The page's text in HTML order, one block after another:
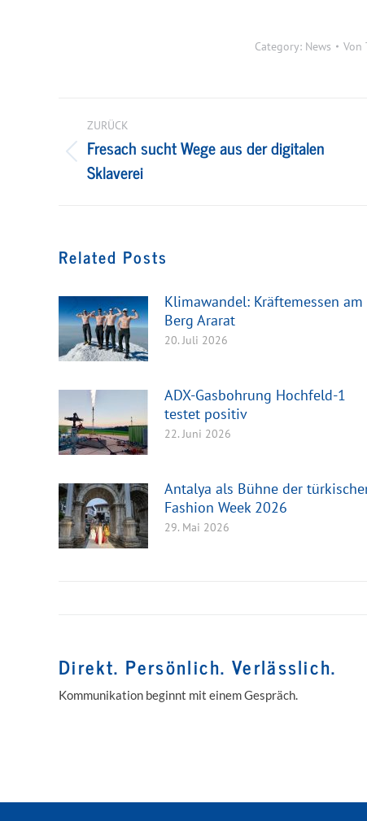
Category: News Von
ZURÜCK
Vorheriger
Beitrag:
Fresach sucht Wege aus der digitalen
Sklaverei
Related Posts
Klimawandel: Kräftemessen am
Berg Ararat
20. Juli 2026
ADX-Gasbohrung Hochfeld-1
testet positiv
22. Juni 2026
Antalya als Bühne der
Fashion Week 2026
29. Mai 2026
Direkt. Persönlich. Verlässlich.
Kommunikation beginnt mit einem Gespräch.